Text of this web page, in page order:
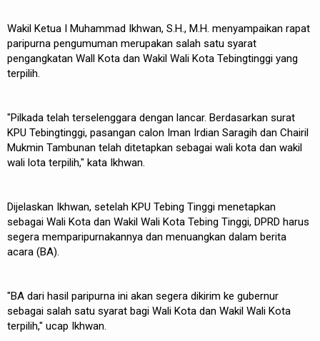
Wakil Ketua I Muhammad Ikhwan, S.H., M.H. menyampaikan rapat
paripurna pengumuman merupakan salah satu syarat
pengangkatan Wall Kota dan Wakil Wali Kota Tebingtinggi yang
terpilih.
"Pilkada telah terselenggara dengan lancar. Berdasarkan surat
KPU Tebingtinggi, pasangan calon Iman Irdian Saragih dan Chairil
Mukmin Tambunan telah ditetapkan sebagai wali kota dan wakil
wali lota terpilih," kata Ikhwan.
Dijelaskan Ikhwan, setelah KPU Tebing Tinggi menetapkan
sebagai Wali Kota dan Wakil Wali Kota Tebing Tinggi, DPRD harus
segera memparipurnakannya dan menuangkan dalam berita
acara (BA).
"BA dari hasil paripurna ini akan segera dikirim ke gubernur
sebagai salah satu syarat bagi Wali Kota dan Wakil Wali Kota
terpilih," ucap Ikhwan.